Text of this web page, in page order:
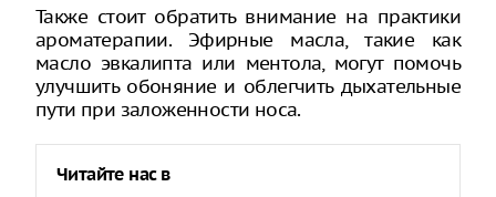
Также стоит обратить внимание на практики
ароматерапии. Эфирные масла, такие как
масло эвкалипта или ментола, могут помочь
улучшить обоняние и облегчить дыхательные
пути при заложенности носа.
Читайте нас в